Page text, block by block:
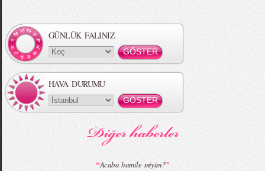
MBFWI - Gülçin Çengel 2015 Yaz
MBFWI - Zeynep Erdoğan 2015 Yaz
GÜNLÜK FALINIZ
HAVA DURUMU
“Acaba hamile miyim?”